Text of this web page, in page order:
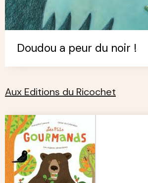
Doudou a peur du noir !
Aux Editions du Ricochet